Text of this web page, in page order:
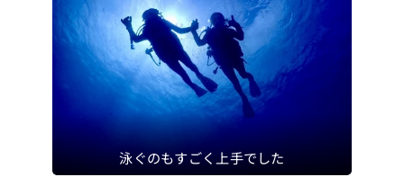
泳ぐのもすごく上手でした